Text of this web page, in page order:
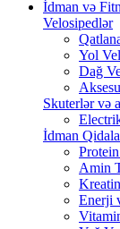
İdman və
Velosipedlər
Yol
Dağ
Skuterlər və
İdman
Amin
Enerji